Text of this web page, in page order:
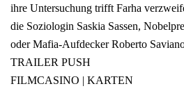
ihre Untersuchung trifft Farha
die Soziologin Saskia Sassen,
oder Mafia-Aufdecker Roberto
TRAILER PUSH
FILMCASINO | KARTEN